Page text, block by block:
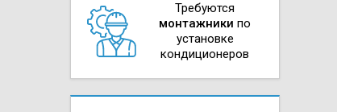
Требуются
монтажники по
установке
кондиционеров